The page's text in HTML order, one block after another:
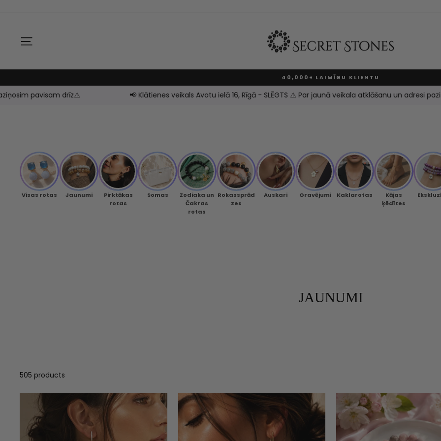
Pause
slideshow
40,000+ LAIMĪGU KLIENTU
📢 Klātienes veikals Avotu ielā 16, Rīgā - SLĒGTS ⚠️ Par jaunā veikala atklāšanu un adresi paziņosim pavisam
Visas rotas Jaunumi
Pirktākas
rotas
Somas
Zodiaka un
Čakras
rotas
Rokassprād
zes
Auskari Gravējumi Kaklarotas
Kājas
ķēdītes
JAUNUMI
505 products